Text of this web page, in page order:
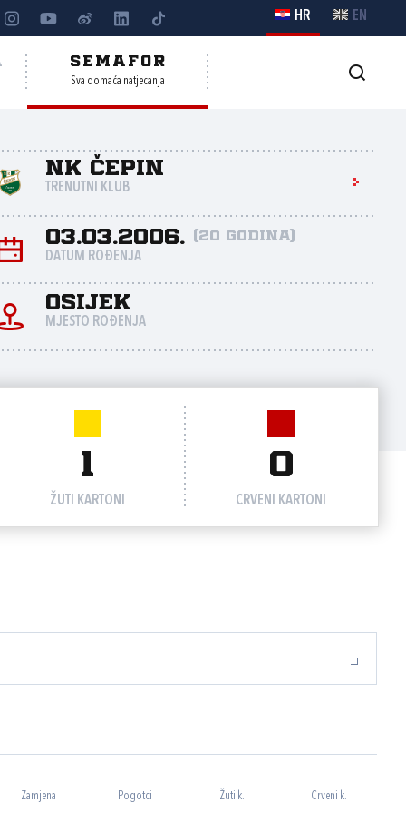
HR EN
SEMAFOR
Sva domaća natjecanja
NK Čepin
TRENUTNI KLUB
03.03.2006. (20 godina)
DATUM ROĐENJA
Osijek
MJESTO ROĐENJA
1
ŽUTI KARTONI
0
CRVENI KARTONI
Zamjena Pogotci Žuti k. Crveni k.